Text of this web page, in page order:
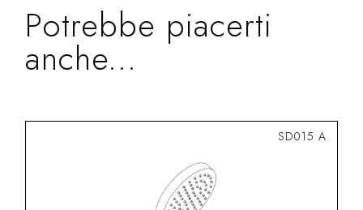
Potrebbe piacerti
anche...
SD015 A